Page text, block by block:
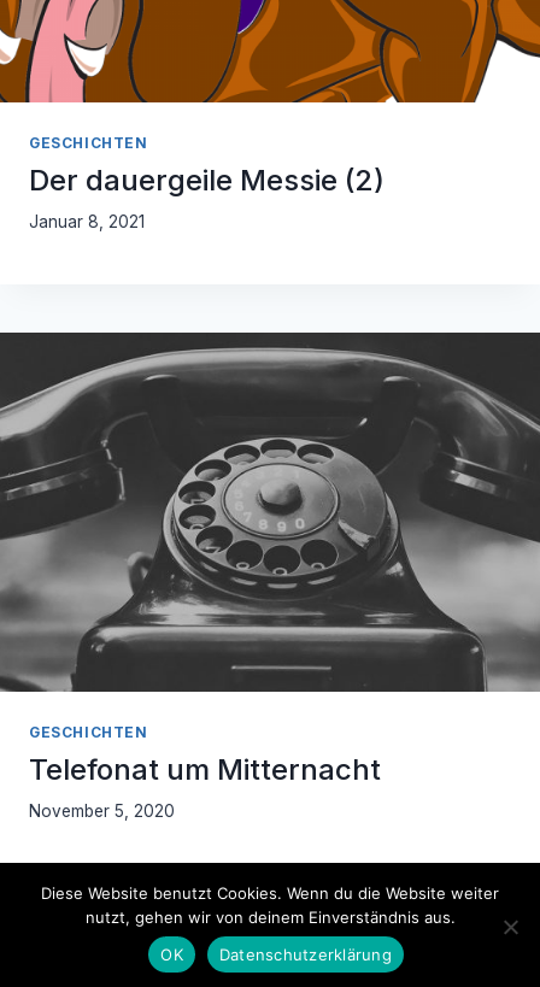
GESCHICHTEN
Der dauergeile Messie (2)
Januar 8, 2021
GESCHICHTEN
Telefonat um Mitternacht
November 5, 2020
Impressum Datenschutzerklärung
Diese Website benutzt Cookies. Wenn du die Website weiter
nutzt, gehen wir von deinem Einverständnis aus.
OK
Datenschutzerklärung